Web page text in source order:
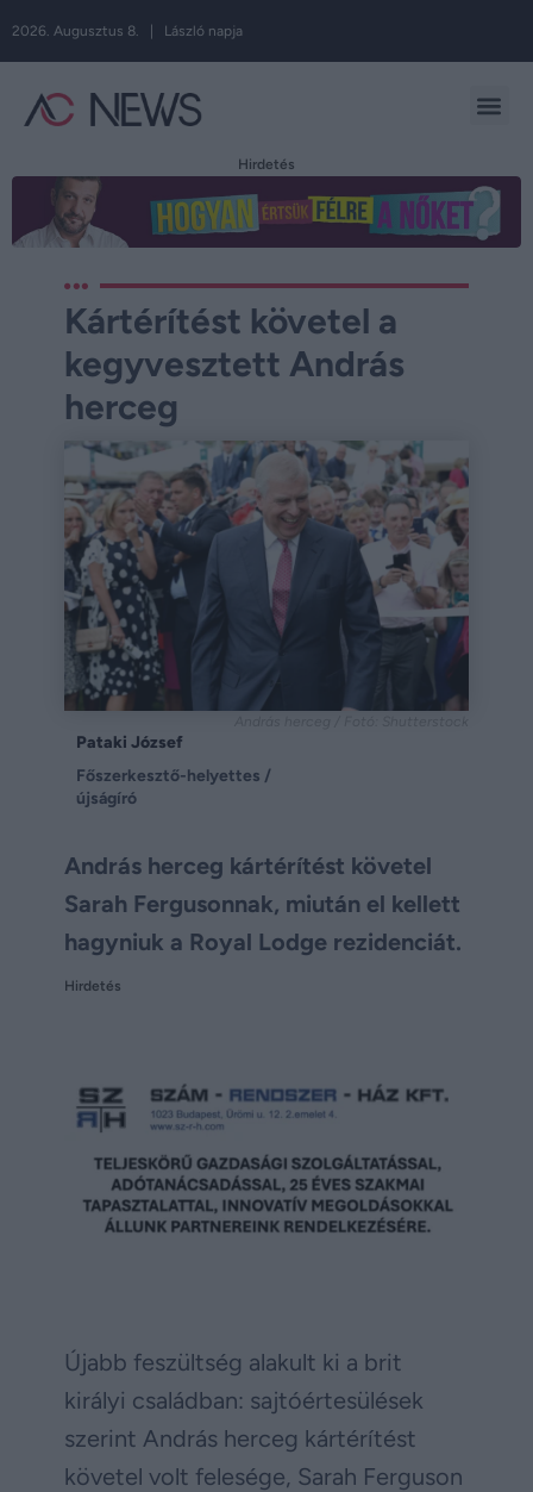
2026. Augusztus 8. | László napja
Hirdetés
Kártérítést követel a
kegyvesztett András
herceg
Pataki József
Főszerkesztő-helyettes /
újságíró
András herceg kártérítést követel
Sarah Fergusonnak, miután el kellett
hagyniuk a Royal Lodge rezidenciát.
Hirdetés
Újabb feszültség alakult ki a brit
királyi családban: sajtóértesülések
szerint András herceg kártérítést
követel volt felesége, Sarah Ferguson